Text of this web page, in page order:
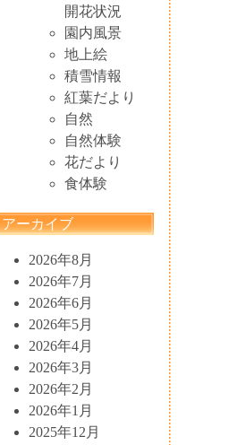
開花状況
園内風景
地上絵
積雪情報
紅葉だより
自然
自然体験
花だより
食体験
アーカイブ
2026年8月
2026年7月
2026年6月
2026年5月
2026年4月
2026年3月
2026年2月
2026年1月
2025年12月